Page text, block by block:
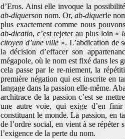
d’Eros. Ainsi elle invoque la
ab-diquerson nom. Or,ab-diquerle
plus exactement comme nous
ab-dicatio, c’est rejeter au plus loin «
citoyen d’une ville ». L’abdication de
la décision d’effacer son
mégapole, où le nom est fixé dans les
cela passe par le re-niement, la
première négation qui est inscrite en
langage dans la passion elle-même.
architrace de la passion c’est se
une autre voie, qui exige d’en
constituant le monde. La passion, en
de l’ordre social, en vient à se répéter
l’exigence de la perte du nom.